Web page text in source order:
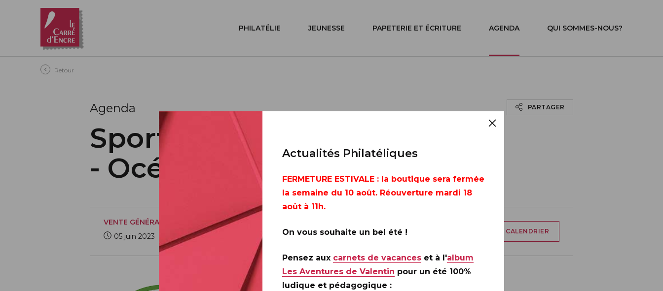
Aller au contenu principal
PHILATÉLIE JEUNESSE PAPETERIE ET ÉCRITURE AGENDA QUI SOMMES-NOUS?
Retour
Agenda
Sport Couleur Passion
- Océanie
PARTAGER
VENTE GÉNÉRALE
05 juin 2023
Toute la France
AJOUTER À MON CALENDRIER
Actualités Philatéliques
FERMETURE ESTIVALE : la boutique sera fermée
la semaine du 10 août. Réouverture mardi 18
août à 11h.
On vous souhaite un bel été !
Pensez aux carnets de vacances et à l'album
Les Aventures de Valentin pour un été 100%
ludique et pédagogique :